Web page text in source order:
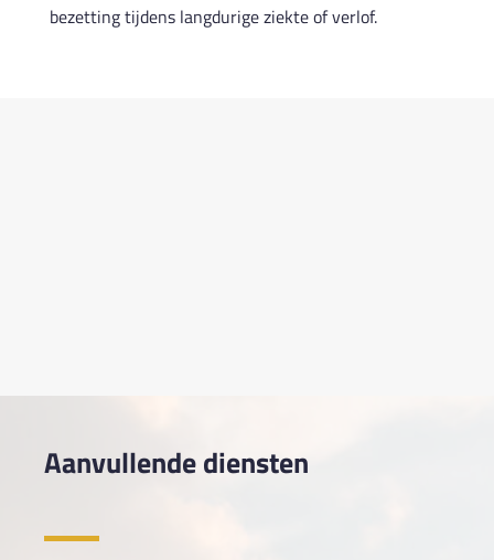
bezetting tijdens langdurige ziekte of verlof.
Aanvullende diensten